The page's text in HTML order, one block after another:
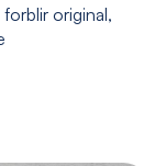
original,